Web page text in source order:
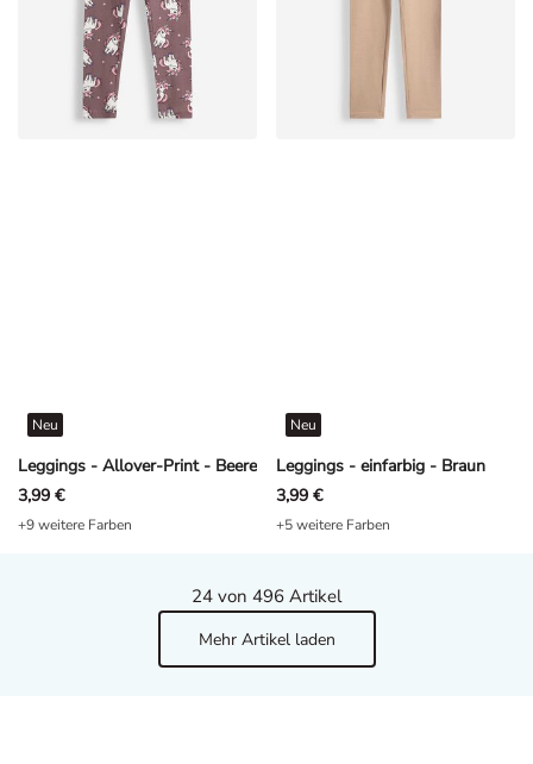
Leggings - Allover-Print - Beere
Neu
3,99 €
+9 weitere Farben
Leggings - einfarbig - Braun
Neu
3,99 €
+5 weitere Farben
24 von 496 Artikel
Mehr Artikel laden